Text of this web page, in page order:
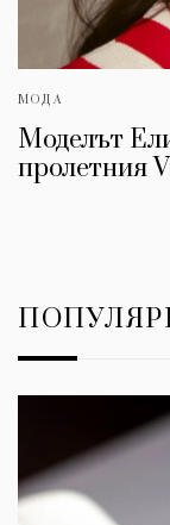
МОДА
Моделът
пролетния